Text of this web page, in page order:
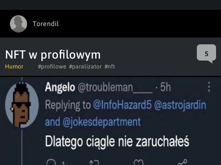
Torendil
NFT w profilowym 5
Humor #profilowe #paralizator #nft